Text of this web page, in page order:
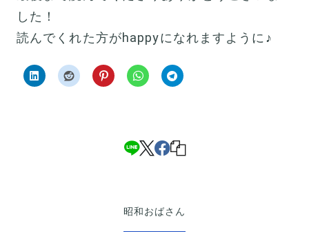
した！
読んでくれた方がhappyになれますように♪
昭和おばさん